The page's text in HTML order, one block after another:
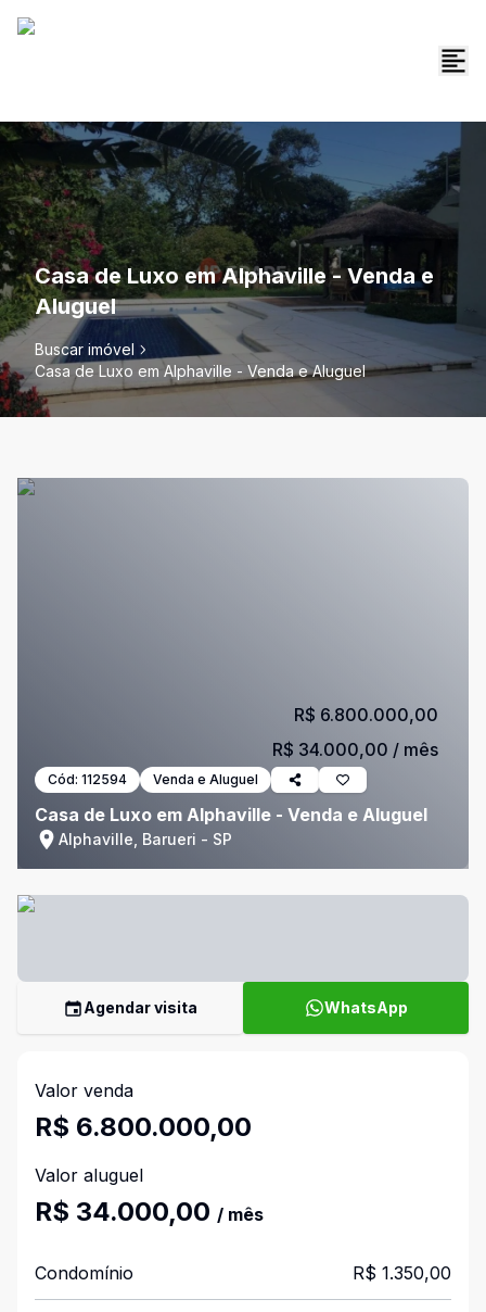
Casa de Luxo em Alphaville - Venda e
Aluguel
Buscar imóvel
Casa de Luxo em Alphaville - Venda e Aluguel
Cód: 112594 Venda e Aluguel
Casa de Luxo em Alphaville - Venda e Aluguel
Alphaville, Barueri - SP
R$ 6.800.000,00
R$ 34.000,00 / mês
Agendar visita WhatsApp
Valor venda
R$ 6.800.000,00
Valor aluguel
R$ 34.000,00 / mês
Condomínio R$ 1.350,00